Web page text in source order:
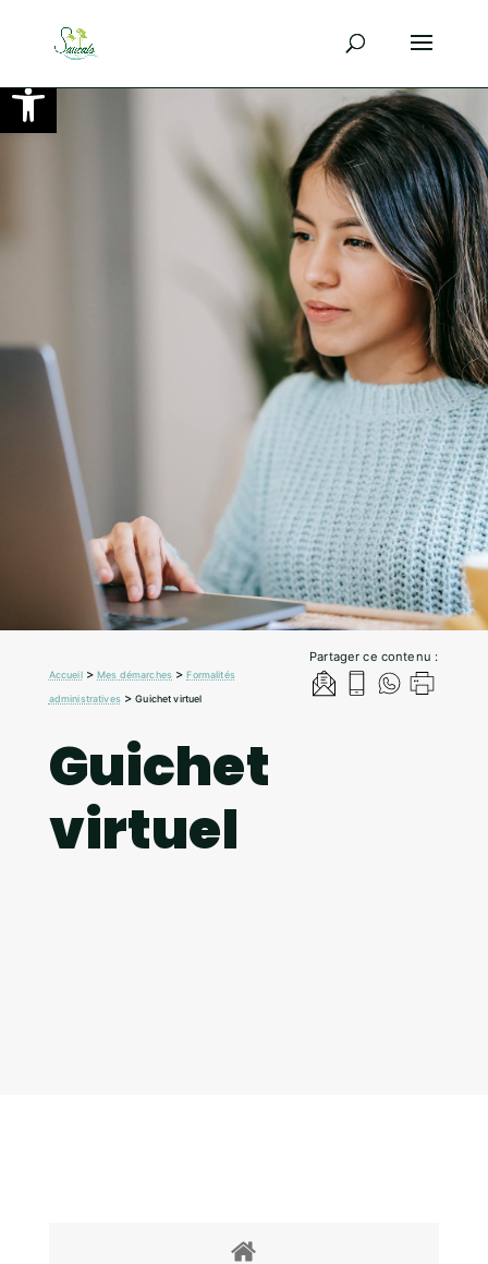
Ouvrir la barre d’outils
Partager ce contenu :
Accueil>Mes démarches >Formalités
administratives>Guichet virtuel
Guichet
virtuel